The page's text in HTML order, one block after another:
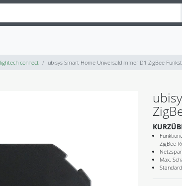
lightech connect ubisys Smart Home Universaldimmer D1 ZigBee
ZigBee
Max.